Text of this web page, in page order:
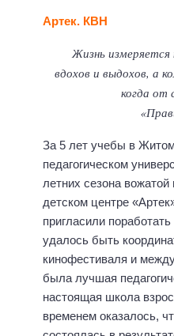
Артек. КВН
Жизнь измеряется
вдохов и выдохов, а
когда от
За 5 лет учебы в
педагогическом
летних сезона
детском центре
пригласили
удалось быть
кинофестиваля и
была лучшая
настоящая школа
временем оказалось,